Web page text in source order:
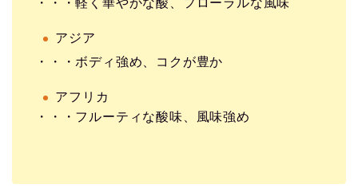
アジア
・・・ボディ強め、コクが豊か
アフリカ
・・・フルーティな酸味、風味強め